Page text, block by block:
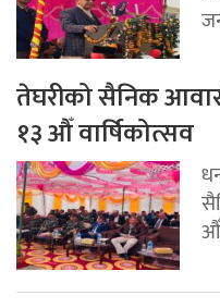
तेघरीको सैनिक
१३ औँ वार्षिकोत्सव